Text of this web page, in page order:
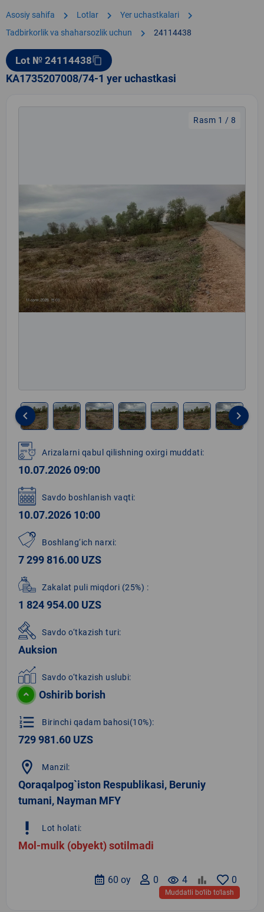
Asosiy sahifa chevron_right Lotlar chevron_right Yer uchastkalari chevron_right
Tadbirkorlik va shaharsozlik uchun chevron_right 24114438
Lot № 24114438content_copy
KA1735207008/74-1 yer uchastkasi
Rasm 1 / 8
1
of
8
keyboard_arrow_left keyboard_arrow_right
Arizalarni qabul qilishning oxirgi muddati:
10.07.2026 09:00
Savdo boshlanish vaqti:
10.07.2026 10:00
Boshlang‘ich narxi:
7 299 816.00 UZS
Zakalat puli miqdori (25%) :
1 824 954.00 UZS
Savdo o‘tkazish turi:
Auksion
Savdo o‘tkazish uslubi:
Oshirib borish
format_list_numbered Birinchi qadam bahosi(10%):
729 981.60 UZS
location_on Manzil:
Qoraqalpog`iston Respublikasi, Beruniy
tumani, Nayman MFY
priority_high Lot holati:
Mol-mulk (obyekt) sotilmadi
0
remove_red_eye 4
0
60 oy
Muddatli bo‘lib to‘lash